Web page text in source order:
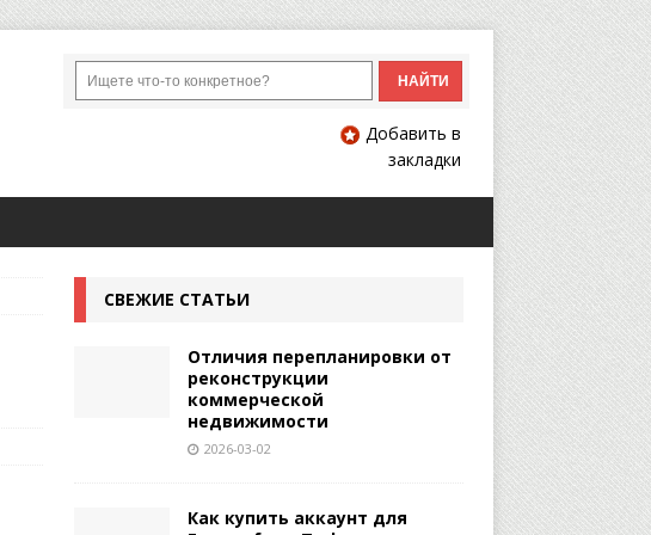
Добавить в
закладки
СВЕЖИЕ СТАТЬИ
Отличия перепланировки от
реконструкции
коммерческой
недвижимости
2026-03-02
Как купить аккаунт для